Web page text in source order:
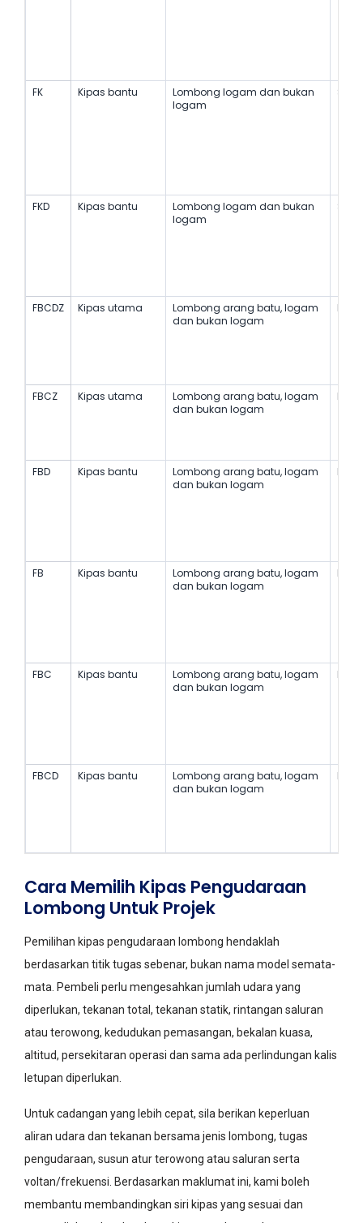
FK Kipas bantu
Lombong logam dan bukan
logam
FKD Kipas bantu
Lombong logam dan bukan
logam
FBCDZ Kipas utama
Lombong arang batu, logam
dan bukan logam
FBCZ Kipas utama
Lombong arang batu, logam
dan bukan logam
FBD Kipas bantu
Lombong arang batu, logam
dan bukan logam
FB Kipas bantu
Lombong arang batu, logam
dan bukan logam
FBC Kipas bantu
Lombong arang batu, logam
dan bukan logam
FBCD Kipas bantu
Lombong arang batu, logam
dan bukan logam
Cara Memilih Kipas Pengudaraan
Lombong Untuk Projek
Pemilihan kipas pengudaraan lombong hendaklah
berdasarkan titik tugas sebenar, bukan nama model semata-
mata. Pembeli perlu mengesahkan jumlah udara yang
diperlukan, tekanan total, tekanan statik, rintangan saluran
atau terowong, kedudukan pemasangan, bekalan kuasa,
altitud, persekitaran operasi dan sama ada perlindungan kalis
letupan diperlukan.
Untuk cadangan yang lebih cepat, sila berikan keperluan
aliran udara dan tekanan bersama jenis lombong, tugas
pengudaraan, susun atur terowong atau saluran serta
voltan/frekuensi. Berdasarkan maklumat ini, kami boleh
membantu membandingkan siri kipas yang sesuai dan